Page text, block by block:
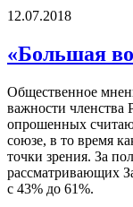
12.07.2018
«Большая
Общественное
важности членства
опрошенных
союзе, в то время
точки зрения. За
рассматривающих
с 43% до 61%.